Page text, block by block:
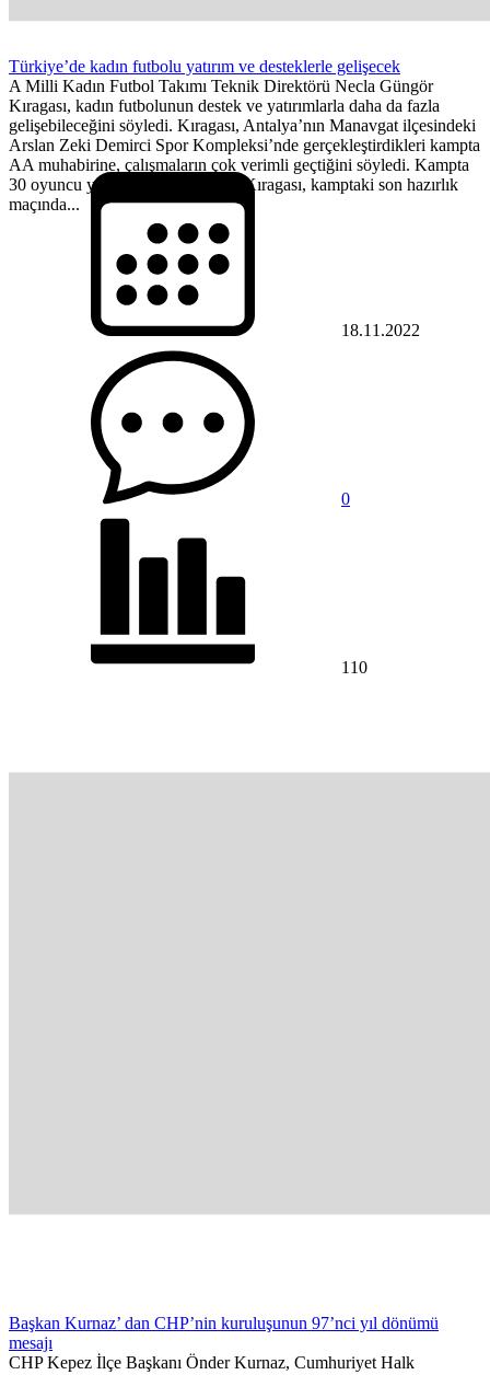
Türkiye’de kadın futbolu yatırım ve desteklerle gelişecek
A Milli Kadın Futbol Takımı Teknik Direktörü Necla Güngör
Kıragası, kadın futbolunun destek ve yatırımlarla daha da fazla
gelişebileceğini söyledi. Kıragası, Antalya’nın Manavgat ilçesindeki
Arslan Zeki Demirci Spor Kompleksi’nde gerçekleştirdikleri kampta
AA muhabirine, çalışmaların çok verimli geçtiğini söyledi. Kampta
30 oyuncu yer aldığını ifade eden Kıragası, kamptaki son hazırlık
maçında...
18.11.2022
0
110
Başkan Kurnaz’ dan CHP’nin kuruluşunun 97’nci yıl dönümü
mesajı
CHP Kepez İlçe Başkanı Önder Kurnaz, Cumhuriyet Halk